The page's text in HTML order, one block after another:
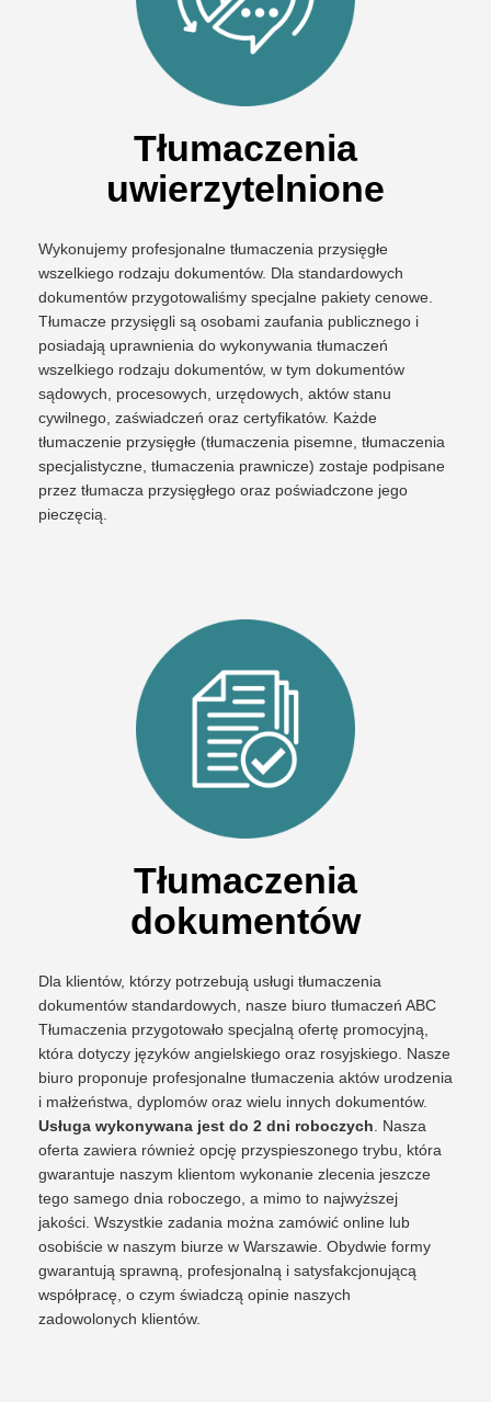
Tłumaczenia
uwierzytelnione
Wykonujemy profesjonalne tłumaczenia przysięgłe
wszelkiego rodzaju dokumentów. Dla standardowych
dokumentów przygotowaliśmy specjalne pakiety cenowe.
Tłumacze przysięgli są osobami zaufania publicznego i
posiadają uprawnienia do wykonywania tłumaczeń
wszelkiego rodzaju dokumentów, w tym dokumentów
sądowych, procesowych, urzędowych, aktów stanu
cywilnego, zaświadczeń oraz certyfikatów. Każde
tłumaczenie przysięgłe (tłumaczenia pisemne, tłumaczenia
specjalistyczne, tłumaczenia prawnicze) zostaje podpisane
przez tłumacza przysięgłego oraz poświadczone jego
pieczęcią.
Tłumaczenia
dokumentów
Dla klientów, którzy potrzebują usługi tłumaczenia
dokumentów standardowych, nasze biuro tłumaczeń ABC
Tłumaczenia przygotowało specjalną ofertę promocyjną,
która dotyczy języków angielskiego oraz rosyjskiego. Nasze
biuro proponuje profesjonalne tłumaczenia aktów urodzenia
i małżeństwa, dyplomów oraz wielu innych dokumentów.
Usługa wykonywana jest do 2 dni roboczych . Nasza
oferta zawiera również opcję przyspieszonego trybu, która
gwarantuje naszym klientom wykonanie zlecenia jeszcze
tego samego dnia roboczego, a mimo to najwyższej
jakości. Wszystkie zadania można zamówić online lub
osobiście w naszym biurze w Warszawie. Obydwie formy
gwarantują sprawną, profesjonalną i satysfakcjonującą
współpracę, o czym świadczą opinie naszych
zadowolonych klientów.